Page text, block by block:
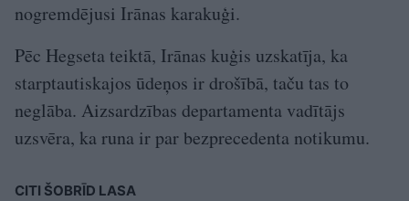
nogremdējusi Irānas karakuģi.
Pēc Hegseta teiktā, Irānas kuģis uzskatīja, ka
starptautiskajos ūdeņos ir drošībā, taču tas to
neglāba. Aizsardzības departamenta vadītājs
uzsvēra, ka runa ir par bezprecedenta notikumu.
CITI ŠOBRĪD LASA